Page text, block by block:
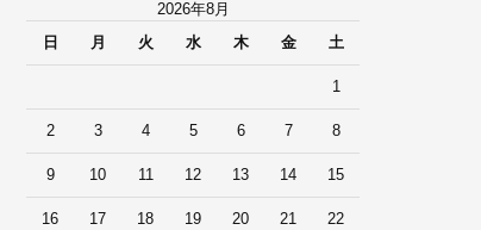
2026年8月
日
月 火 水 木 金 土
1
2 3 4 5 6 7 8
9 10 11 12 13 14 15
16 17 18 19 20 21 22